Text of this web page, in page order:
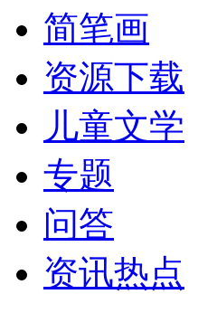
简笔画
资源下载
儿童文学
专题
问答
资讯热点